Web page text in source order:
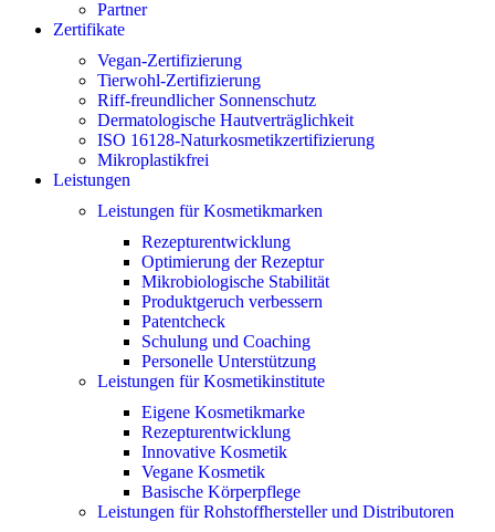
Partner
Zertifikate
Vegan-Zertifizierung
Tierwohl-Zertifizierung
Riff-freundlicher Sonnenschutz
Dermatologische Hautverträglichkeit
ISO 16128-Naturkosmetikzertifizierung
Mikroplastikfrei
Leistungen
Leistungen für Kosmetikmarken
Rezepturentwicklung
Optimierung der Rezeptur
Mikrobiologische Stabilität
Produktgeruch verbessern
Patentcheck
Schulung und Coaching
Personelle Unterstützung
Leistungen für Kosmetikinstitute
Eigene Kosmetikmarke
Rezepturentwicklung
Innovative Kosmetik
Vegane Kosmetik
Basische Körperpflege
Leistungen für Rohstoffhersteller und Distributoren